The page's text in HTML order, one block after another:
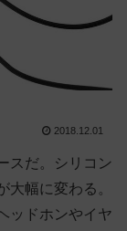
2018.12.01
スだ。シリコン
幅に変わる。
ッドホンやイヤ